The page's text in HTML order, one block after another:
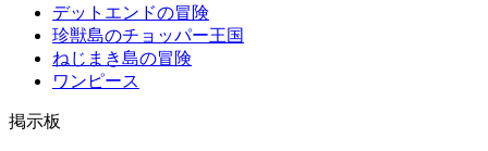
デットエンドの冒険
珍獣島のチョッパー王国
ねじまき島の冒険
ワンピース
掲示板